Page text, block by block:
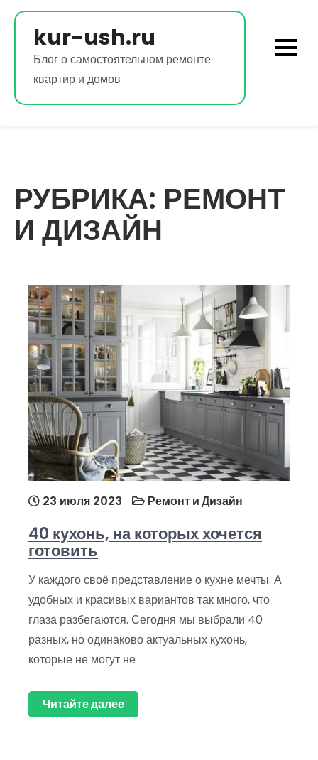
Перейти
содержимомуkur-ush.ru
Блог о самостоятельном ремонте
квартир и домов
РУБРИКА: РЕМОНТ
И ДИЗАЙН
23 июля 2023 Ремонт и Дизайн
40 кухонь, на которых хочется
готовить
У каждого своё представление о кухне мечты. А
удобных и красивых вариантов так много, что
глаза разбегаются. Сегодня мы выбрали 40
разных, но одинаково актуальных кухонь,
которые не могут не
Читайте далее